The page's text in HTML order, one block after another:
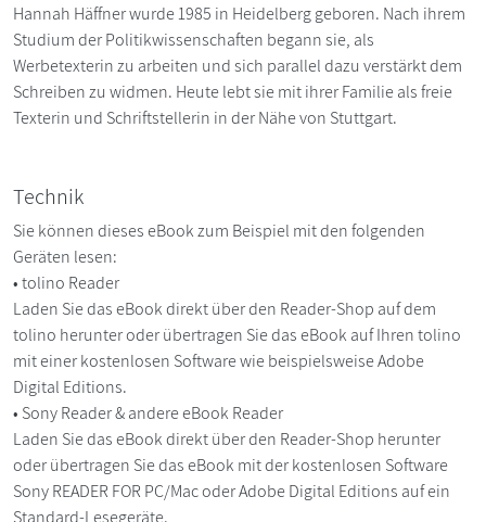
Hannah Häffner wurde 1985 in Heidelberg geboren. Nach ihrem
Studium der Politikwissenschaften begann sie, als
Werbetexterin zu arbeiten und sich parallel dazu verstärkt dem
Schreiben zu widmen. Heute lebt sie mit ihrer Familie als freie
Texterin und Schriftstellerin in der Nähe von Stuttgart.
Technik
Sie können dieses eBook zum Beispiel mit den folgenden
Geräten lesen:
• tolino Reader
Laden Sie das eBook direkt über den Reader-Shop auf dem
tolino herunter oder übertragen Sie das eBook auf Ihren tolino
mit einer kostenlosen Software wie beispielsweise Adobe
Digital Editions.
• Sony Reader & andere eBook Reader
Laden Sie das eBook direkt über den Reader-Shop herunter
oder übertragen Sie das eBook mit der kostenlosen Software
Sony READER FOR PC/Mac oder Adobe Digital Editions auf ein
Standard-Lesegeräte.